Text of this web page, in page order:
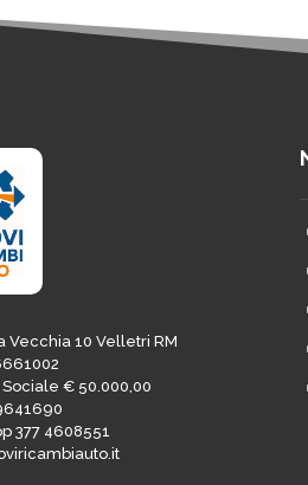
Vecchia 10 Velletri RM
€ 50.000,00
377 4608551